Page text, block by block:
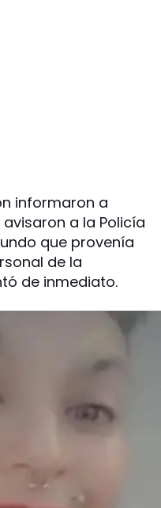
informaron a
a la Policía
que provenía
de la
de inmediato.